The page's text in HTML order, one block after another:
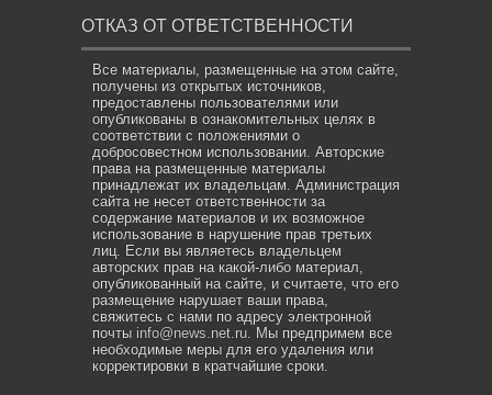
ОТКАЗ ОТ ОТВЕТСТВЕННОСТИ
Все материалы, размещенные на этом сайте,
получены из открытых источников,
предоставлены пользователями или
опубликованы в ознакомительных целях в
соответствии с положениями о
добросовестном использовании. Авторские
права на размещенные материалы
принадлежат их владельцам. Администрация
сайта не несет ответственности за
содержание материалов и их возможное
использование в нарушение прав третьих
лиц. Если вы являетесь владельцем
авторских прав на какой-либо материал,
опубликованный на сайте, и считаете, что его
размещение нарушает ваши права,
свяжитесь с нами по адресу электронной
почты info@news.net.ru . Мы предпримем все
необходимые меры для его удаления или
корректировки в кратчайшие сроки.